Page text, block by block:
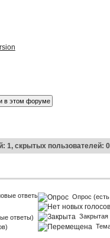
1, скрытых пользователей:
ответы)
ответы)
Опрос
Закрытая